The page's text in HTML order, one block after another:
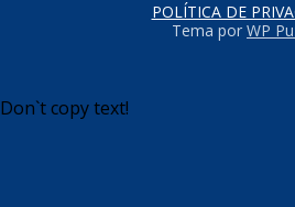
POLÍTICA DE
Tema por WP
Don`t copy text!